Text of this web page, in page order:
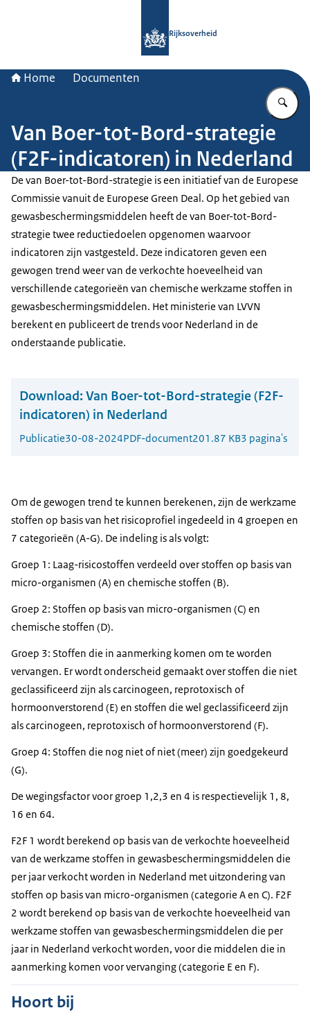
Rijksoverheid
Home Documenten
Van Boer-tot-Bord-strategie
(F2F-indicatoren) in Nederland
De van Boer-tot-Bord-strategie is een initiatief van de Europese
Commissie vanuit de Europese Green Deal. Op het gebied van
gewasbeschermingsmiddelen heeft de van Boer-tot-Bord-
strategie twee reductiedoelen opgenomen waarvoor
indicatoren zijn vastgesteld. Deze indicatoren geven een
gewogen trend weer van de verkochte hoeveelheid van
verschillende categorieën van chemische werkzame stoffen in
gewasbeschermingsmiddelen. Het ministerie van LVVN
berekent en publiceert de trends voor Nederland in de
onderstaande publicatie.
Download: Van Boer-tot-Bord-strategie (F2F-
indicatoren) in Nederland
Publicatie30-08-2024PDF-document201.87 KB3 pagina's
Om de gewogen trend te kunnen berekenen, zijn de werkzame
stoffen op basis van het risicoprofiel ingedeeld in 4 groepen en
7 categorieën (A-G). De indeling is als volgt:
Groep 1: Laag-risicostoffen verdeeld over stoffen op basis van
micro-organismen (A) en chemische stoffen (B).
Groep 2: Stoffen op basis van micro-organismen (C) en
chemische stoffen (D).
Groep 3: Stoffen die in aanmerking komen om te worden
vervangen. Er wordt onderscheid gemaakt over stoffen die niet
geclassificeerd zijn als carcinogeen, reprotoxisch of
hormoonverstorend (E) en stoffen die wel geclassificeerd zijn
als carcinogeen, reprotoxisch of hormoonverstorend (F).
Groep 4: Stoffen die nog niet of niet (meer) zijn goedgekeurd
(G).
De wegingsfactor voor groep 1,2,3 en 4 is respectievelijk 1, 8,
16 en 64.
F2F 1 wordt berekend op basis van de verkochte hoeveelheid
van de werkzame stoffen in gewasbeschermingsmiddelen die
per jaar verkocht worden in Nederland met uitzondering van
stoffen op basis van micro-organismen (categorie A en C). F2F
2 wordt berekend op basis van de verkochte hoeveelheid van
werkzame stoffen van gewasbeschermingsmiddelen die per
jaar in Nederland verkocht worden, voor die middelen die in
aanmerking komen voor vervanging (categorie E en F).
Hoort bij